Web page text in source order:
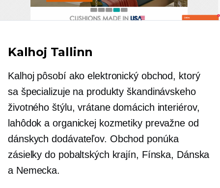
Kalhoj Tallinn
Kalhoj pôsobí ako elektronický obchod, ktorý
sa špecializuje na produkty škandinávskeho
životného štýlu, vrátane domácich interiérov,
lahôdok a organickej kozmetiky prevažne od
dánskych dodávateľov. Obchod ponúka
zásielky do pobaltských krajín, Fínska, Dánska
a Nemecka.